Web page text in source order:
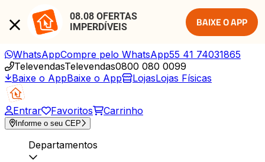
08.08 OFERTAS
IMPERDÍVEIS
BAIXE O APP
WhatsAppCompre pelo WhatsApp55 41 74031865
TelevendasTelevendas0800 080 0099
Baixe o AppBaixe o App LojasLojas Físicas
Entrar Favoritos Carrinho
Informe o seu CEP
Departamentos